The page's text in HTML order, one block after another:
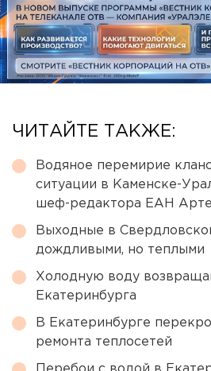
ЧИТАЙТЕ ТАКЖЕ:
Водяное перемирие
ситуации в Каменске-
шеф-редактора ЕАН
Выходные в
дождливыми, но теплыми
Холодную воду
Екатеринбурга
В Екатеринбурге
ремонта теплосетей